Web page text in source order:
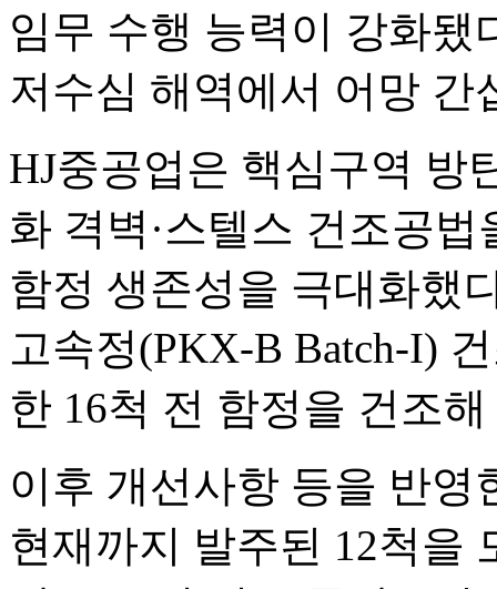
임무 수행 능력이 강화됐
저수심 해역에서 어망 간
HJ중공업은 핵심구역 방
화 격벽·스텔스 건조공
함정 생존성을 극대화했
고속정(PKX-B Batch-I)
한 16척 전 함정을 건조
이후 개선사항 등을 반영
현재까지 발주된 12척을